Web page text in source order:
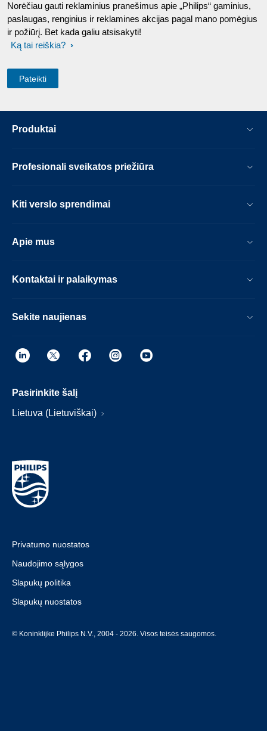
Norėčiau gauti reklaminius pranešimus apie „Philips“ gaminius,
paslaugas, renginius ir reklamines akcijas pagal mano pomėgius
ir požiūrį. Bet kada galiu atsisakyti!
Ką tai reiškia?
Produktai
Profesionali sveikatos priežiūra
Kiti verslo sprendimai
Apie mus
Kontaktai ir palaikymas
Sekite naujienas
Pasirinkite šalį
Lietuva (Lietuviškai)
Privatumo nuostatos
Naudojimo sąlygos
Slapukų politika
Slapukų nuostatos
© Koninklijke Philips N.V., 2004 - 2026. Visos teisės saugomos.